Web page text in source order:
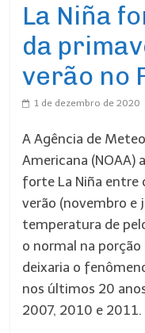
La Niña
da
verão no
1 de dezembro de 2020
A Agência de
Americana (NOAA)
forte La Niña entre
verão (novembro e
temperatura de
o normal na
deixaria o
nos últimos 20
2007, 2010 e 2011.